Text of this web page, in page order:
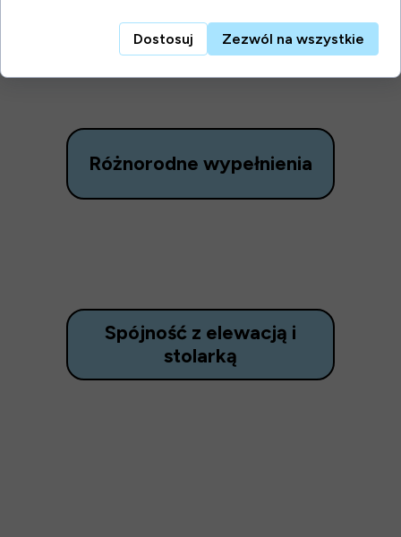
Spójność z elewacją i
stolarką
Różnorodne wypełnienia
Dostosuj Zezwól na wszystkie